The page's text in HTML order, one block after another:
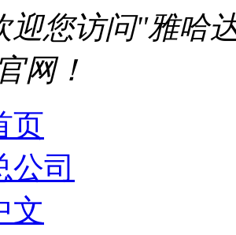
迎您访问"雅哈
网！
页
公司
文